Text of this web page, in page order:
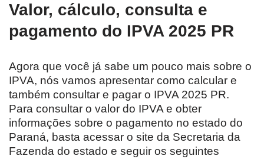
Valor, cálculo, consulta e
pagamento do IPVA 2025 PR
Agora que você já sabe um pouco mais sobre o
IPVA, nós vamos apresentar como calcular e
também consultar e pagar o IPVA 2025 PR.
Para consultar o valor do IPVA e obter
informações sobre o pagamento no estado do
Paraná, basta acessar o site da Secretaria da
Fazenda do estado e seguir os seguintes